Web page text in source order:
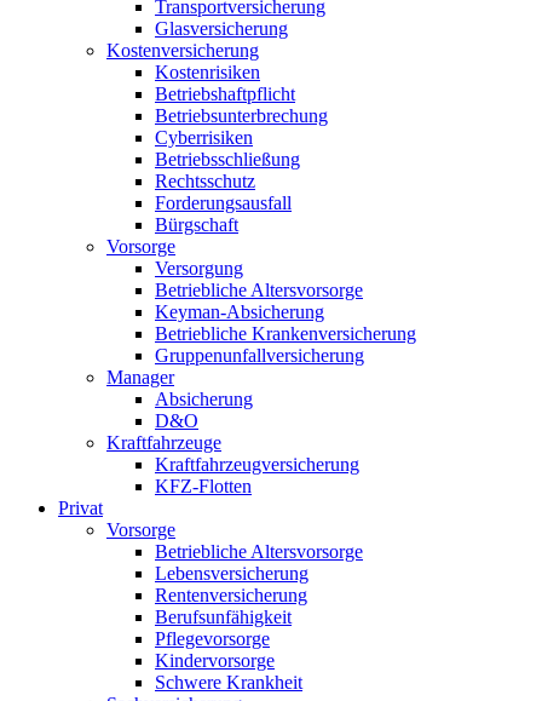
Transportversicherung
Glasversicherung
Kostenversicherung
Kostenrisiken
Betriebshaftpflicht
Betriebsunterbrechung
Cyberrisiken
Betriebsschließung
Rechtsschutz
Forderungsausfall
Bürgschaft
Vorsorge
Versorgung
Betriebliche Altersvorsorge
Keyman-Absicherung
Betriebliche Krankenversicherung
Gruppenunfallversicherung
Manager
Absicherung
D&O
Kraftfahrzeuge
Kraftfahrzeugversicherung
KFZ-Flotten
Privat
Vorsorge
Betriebliche Altersvorsorge
Lebensversicherung
Rentenversicherung
Berufsunfähigkeit
Pflegevorsorge
Kindervorsorge
Schwere Krankheit